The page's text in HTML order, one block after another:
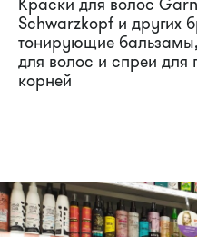
Краски для волос
Schwarzkopf и других
тонирующие
для волос и спреи
корней